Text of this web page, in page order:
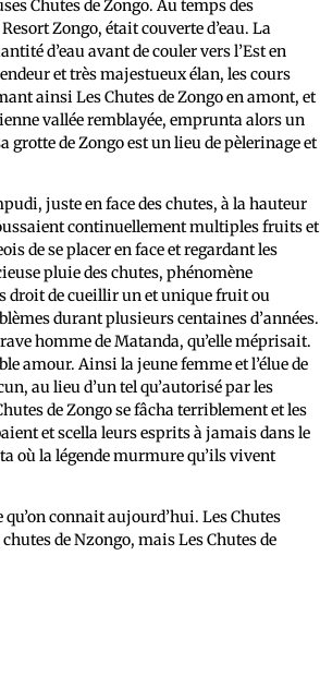
Chutes de Zongo. Au temps des
Zongo, était couverte d’eau. La
d’eau avant de couler vers l’Est en
et très majestueux élan, les cours
ainsi Les Chutes de Zongo en amont, et
vallée remblayée, emprunta alors un
de Zongo est un lieu de pèlerinage et
juste en face des chutes, à la hauteur
continuellement multiples fruits et
de se placer en face et regardant les
pluie des chutes, phénomène
droit de cueillir un et unique fruit ou
durant plusieurs centaines d’années.
homme de Matanda, qu’elle méprisait.
amour. Ainsi la jeune femme et l’élue de
au lieu d’un tel qu’autorisé par les
de Zongo se fâcha terriblement et les
et scella leurs esprits à jamais dans le
où la légende murmure qu’ils vivent
connait aujourd’hui. Les Chutes
de Nzongo, mais Les Chutes de